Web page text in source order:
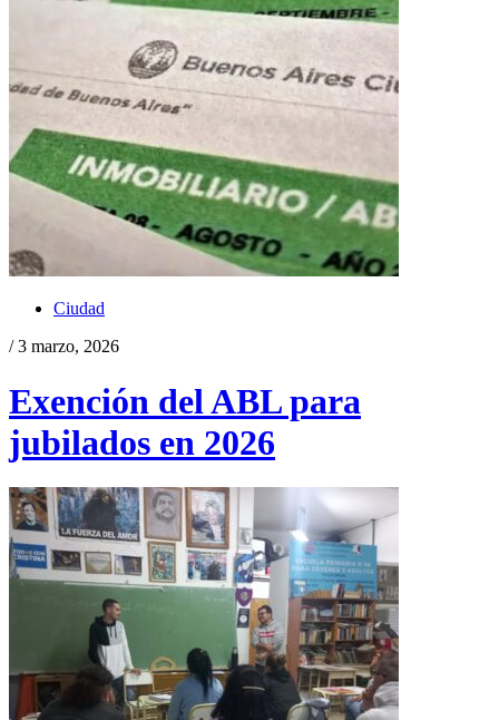
Ciudad
/ 3 marzo, 2026
Exención del ABL para
jubilados en 2026